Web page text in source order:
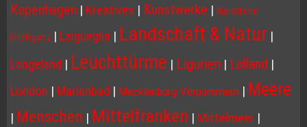
Kopenhagen | Kreatives | Kunstwerke | Künstliche
Intelliganz | Laigueglia | Landschaft & Natur |
Langeland | Leuchttürme | Ligurien | Lolland |
London | Marienbad | Mecklenburg-Vorpommern | Meere
| Menschen | Mittelfranken | Mittelmeer |